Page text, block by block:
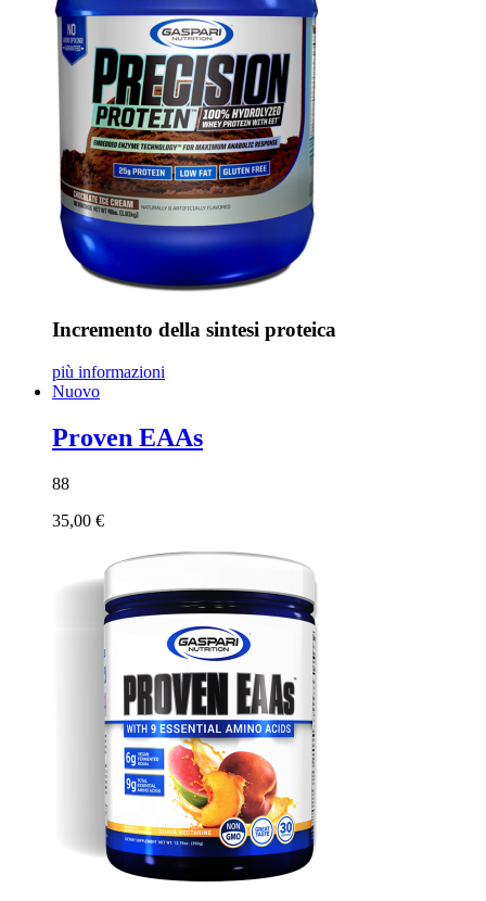
Incremento della sintesi proteica
più informazioni
Nuovo
Proven EAAs
88
35,00 €